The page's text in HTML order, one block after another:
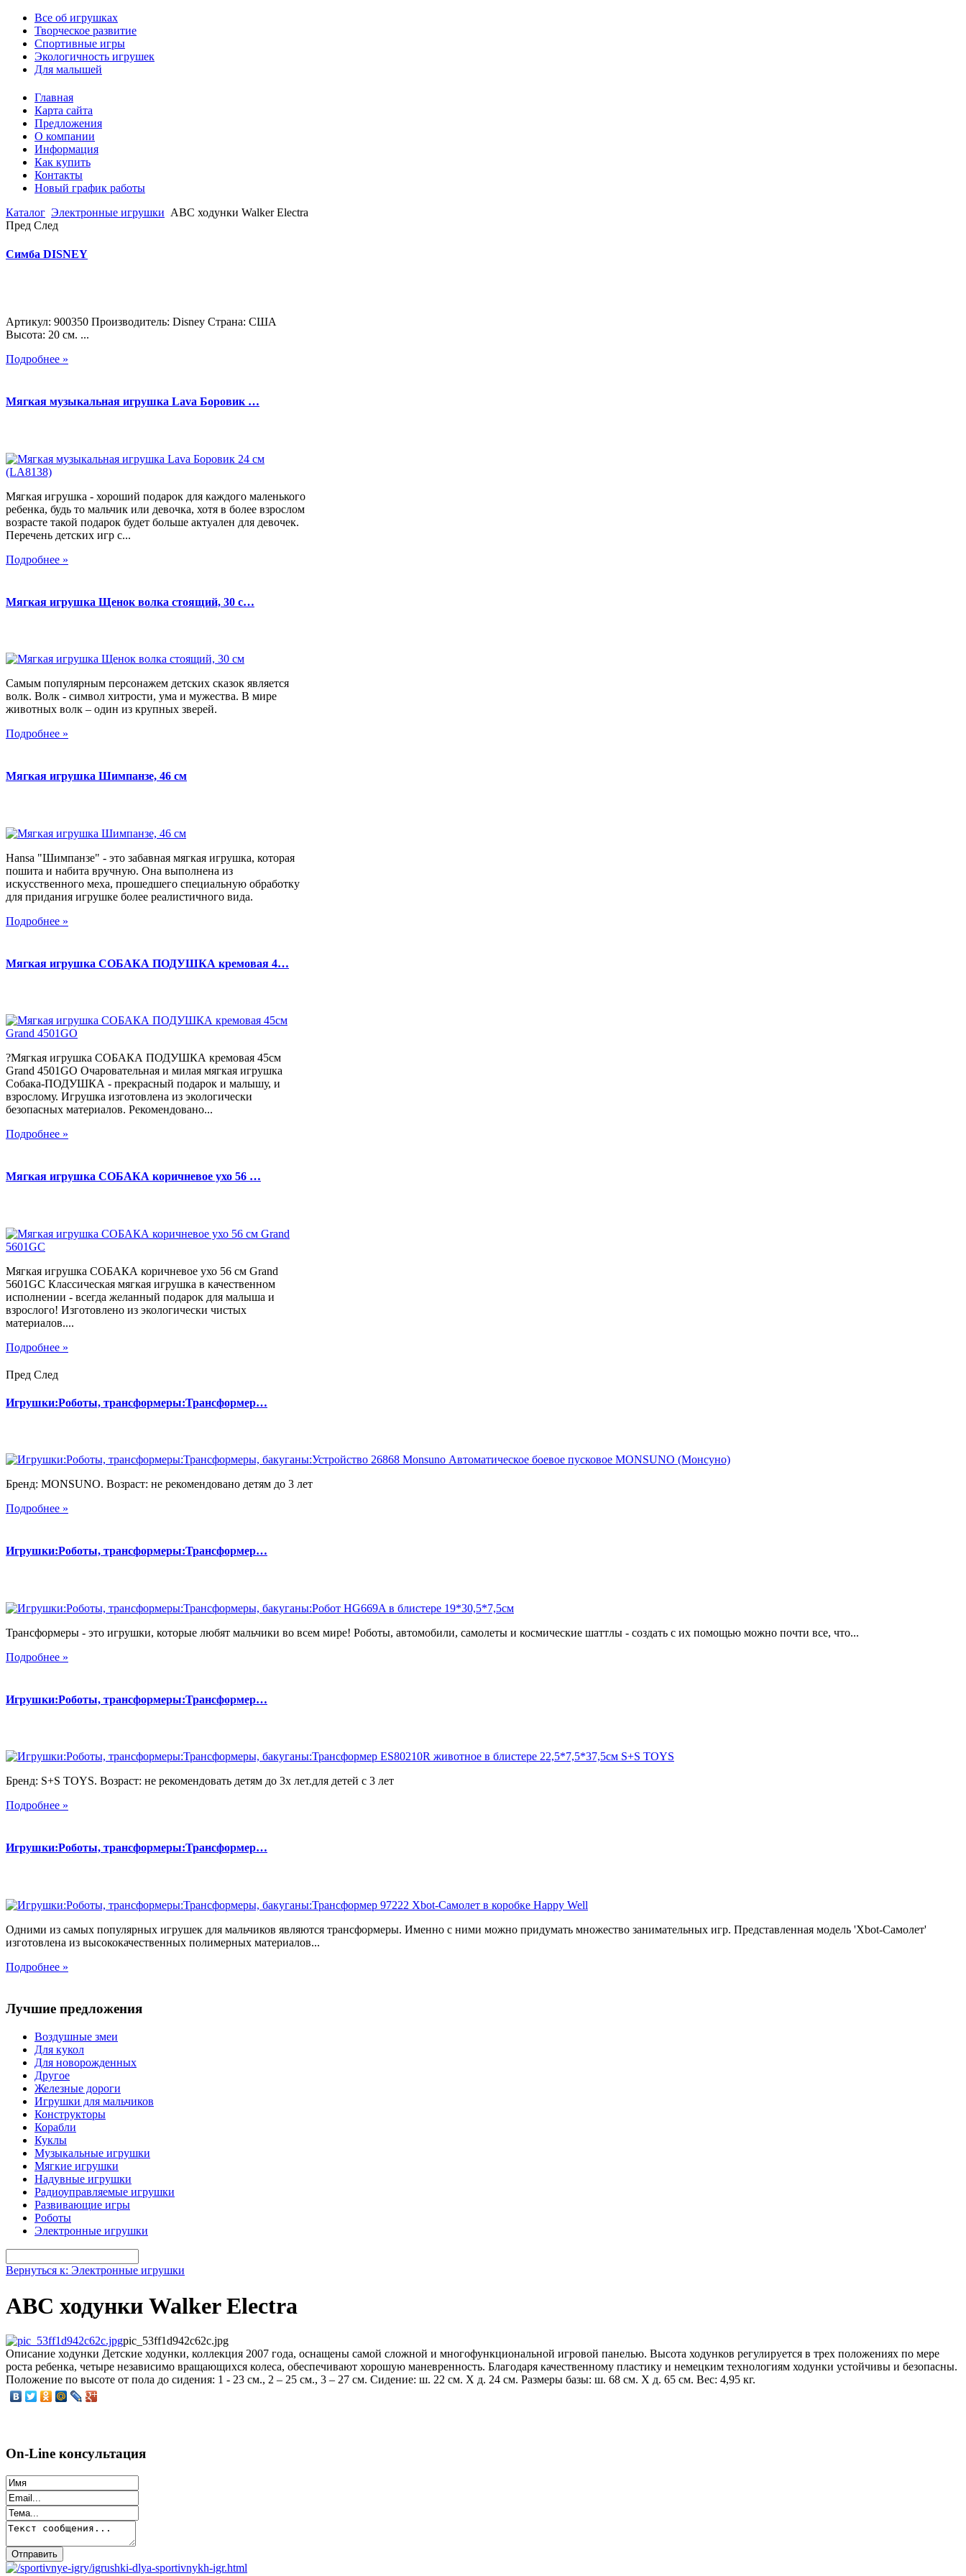
Все об игрушках
Творческое развитие
Спортивные игры
Экологичность игрушек
Для малышей
Главная
Карта сайта
Предложения
О компании
Информация
Как купить
Контакты
Новый график работы
Каталог Электронные игрушки ABC ходунки Walker Electra
Пред След
Симба DISNEY
Артикул: 900350 Производитель: Disney Страна: США
Высота: 20 см. ...
Подробнее »
Мягкая музыкальная игрушка Lava Боровик …
Мягкая игрушка - хороший подарок для каждого маленького
ребенка, будь то мальчик или девочка, хотя в более взрослом
возрасте такой подарок будет больше актуален для девочек.
Перечень детских игр с...
Подробнее »
Мягкая игрушка Щенок волка стоящий, 30 с…
Самым популярным персонажем детских сказок является
волк. Волк - символ хитрости, ума и мужества. В мире
животных волк – один из крупных зверей.
Подробнее »
Мягкая игрушка Шимпанзе, 46 см
Hansa "Шимпанзе" - это забавная мягкая игрушка, которая
пошита и набита вручную. Она выполнена из
искусственного меха, прошедшего специальную обработку
для придания игрушке более реалистичного вида.
Подробнее »
Мягкая игрушка СОБАКА ПОДУШКА кремовая 4…
?Мягкая игрушка СОБАКА ПОДУШКА кремовая 45см
Grand 4501GO Очаровательная и милая мягкая игрушка
Собака-ПОДУШКА - прекрасный подарок и малышу, и
взрослому. Игрушка изготовлена из экологически
безопасных материалов. Рекомендовано...
Подробнее »
Мягкая игрушка СОБАКА коричневое ухо 56 …
Мягкая игрушка СОБАКА коричневое ухо 56 см Grand
5601GC Классическая мягкая игрушка в качественном
исполнении - всегда желанный подарок для малыша и
взрослого! Изготовлено из экологически чистых
материалов....
Подробнее »
Пред След
Игрушки:Роботы, трансформеры:Трансформер…
Бренд: MONSUNO. Возраст: не рекомендовано детям до 3 лет
Подробнее »
Игрушки:Роботы, трансформеры:Трансформер…
Трансформеры - это игрушки, которые любят мальчики во всем мире! Роботы, автомобили, самолеты и космические шаттлы - создать с их помощью можно почти все, что...
Подробнее »
Игрушки:Роботы, трансформеры:Трансформер…
Бренд: S+S TOYS. Возраст: не рекомендовать детям до 3х лет.для детей с 3 лет
Подробнее »
Игрушки:Роботы, трансформеры:Трансформер…
Одними из самых популярных игрушек для мальчиков являются трансформеры. Именно с ними можно придумать множество занимательных игр. Представленная модель 'Xbot-Самолет'
изготовлена из высококачественных полимерных материалов...
Подробнее »
Лучшие предложения
Воздушные змеи
Для кукол
Для новорожденных
Другое
Железные дороги
Игрушки для мальчиков
Конструкторы
Корабли
Куклы
Музыкальные игрушки
Мягкие игрушки
Надувные игрушки
Радиоуправляемые игрушки
Развивающие игры
Роботы
Электронные игрушки
Вернуться к: Электронные игрушки
ABC ходунки Walker Electra
pic_53ff1d942c62c.jpg
Описание ходунки Детские ходунки, коллекция 2007 года, оснащены самой сложной и многофункциональной игровой панелью. Высота ходунков регулируется в трех положениях по мере
роста ребенка, четыре независимо вращающихся колеса, обеспечивают хорошую маневренность. Благодаря качественному пластику и немецким технологиям ходунки устойчивы и безопасны.
Положение по высоте от пола до сидения: 1 - 23 см., 2 – 25 см., 3 – 27 см. Сидение: ш. 22 см. Х д. 24 см. Размеры базы: ш. 68 см. Х д. 65 см. Вес: 4,95 кг.
On-Line консультация